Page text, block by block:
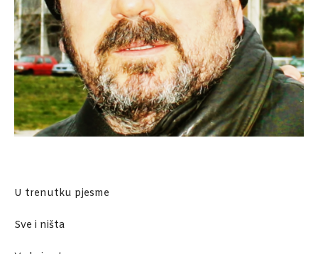
U trenutku pjesme
Sve i ništa